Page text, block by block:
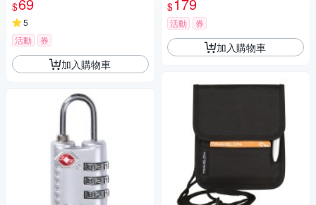
$69
5
活動
券
加入購物車
$179
活動 券
加入購物車